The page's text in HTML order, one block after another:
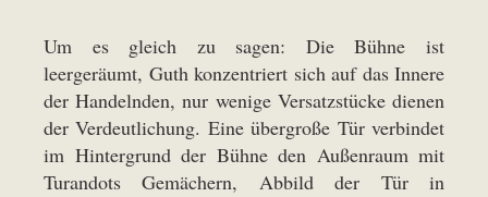
Um es gleich zu sagen: Die Bühne ist
leergeräumt, Guth konzentriert sich auf das Innere
der Handelnden, nur wenige Versatzstücke dienen
der Verdeutlichung. Eine übergroße Tür verbindet
im Hintergrund der Bühne den Außenraum mit
Turandots Gemächern, Abbild der Tür in